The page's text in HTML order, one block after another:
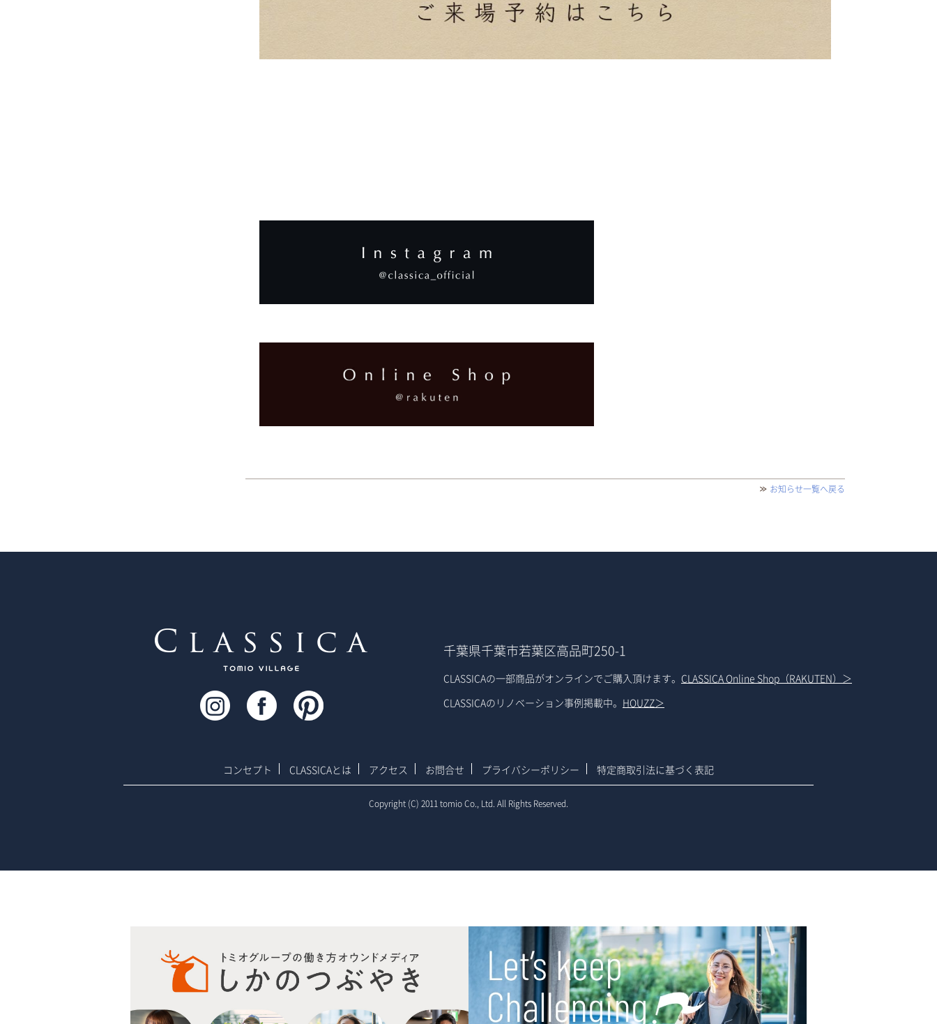
お知らせ一覧へ戻る
千葉県千葉市若葉区高品町250-1
CLASSICAの一部商品がオンラインでご購入頂けます。 CLASSICA Online Shop（RAKUTEN）＞
CLASSICAのリノベーション事例掲載中。 HOUZZ＞
コンセプト CLASSICAとは アクセス お問合せ プライバシーポリシー 特定商取引法に基づく表記
Copyright (C) 2011 tomio Co., Ltd. All Rights Reserved.